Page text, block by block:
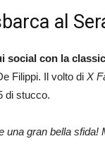
al
social con la
Filippi. Il volto di X
di stucco.
una gran bella sfida!